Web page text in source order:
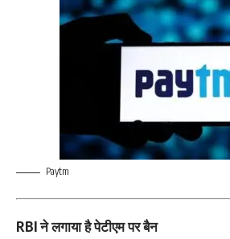
Paytm
RBI ने लगाया है पेटीएम पर बैन